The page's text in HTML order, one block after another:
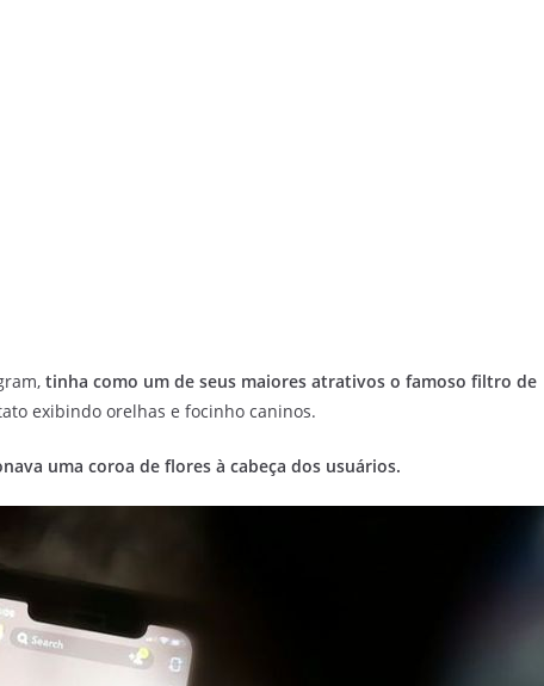
tinha como um de seus maiores atrativos o famoso filtro de
exibindo orelhas e focinho caninos.
uma coroa de flores à cabeça dos usuários.